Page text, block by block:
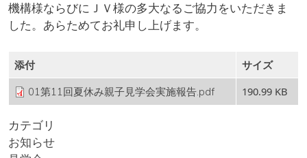
機構様ならびにＪＶ様の多大なるご協力をいただきま
した。あらためてお礼申し上げます。
添付 サイズ
01第11回夏休み親子見学会実施報告.pdf 190.99 KB
カテゴリ
お知らせ